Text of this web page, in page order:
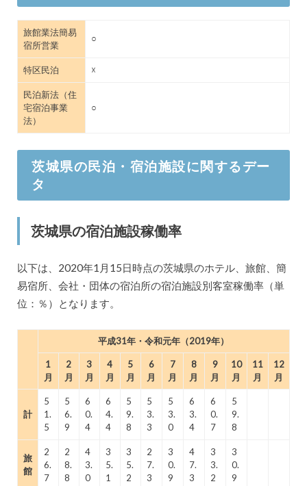
体験レポート前編〜
2023/10/31
茨城県大洗町で「わたしのサステナブ
ル」を見つける ”大洗うみまちワーケーション” のスス
メ
2022/11/18
泊3日の地域体験型ワーケーションプログラムを12月に
開催
2021/7/14
コスモスイニシア、茨城県笠間市にてチ
ームで健康的・創造的に働ける場「OUT WORK」の提
供を開始
版印刷と地域連携協定締結を発表
旅館業法簡易
宿所営業
○
特区民泊 ☓
民泊新法（住
宅宿泊事業
法）
○
茨城県の民泊・宿泊施設に関するデー
タ
茨城県の宿泊施設稼働率
以下は、2020年1月15日時点の茨城県のホテル、旅館、簡
易宿所、会社・団体の宿泊所の宿泊施設別客室稼働率（単
位：％）となります。
平成31年・令和元年（2019年）
1
月
2
月
3
月
4
月
5
月
6
月
7
月
8
月
9
月
10
月
11
月
12
月
計
5
1.
5
5
6.
9
6
0.
4
6
4.
4
5
9.
8
5
3.
3
5
3.
0
6
3.
4
6
0.
7
5
9.
8
旅
館
2
6.
7
2
8.
8
4
3.
0
3
5.
1
3
5.
2
2
7.
3
3
0.
9
4
7.
3
3
3.
2
3
0.
9